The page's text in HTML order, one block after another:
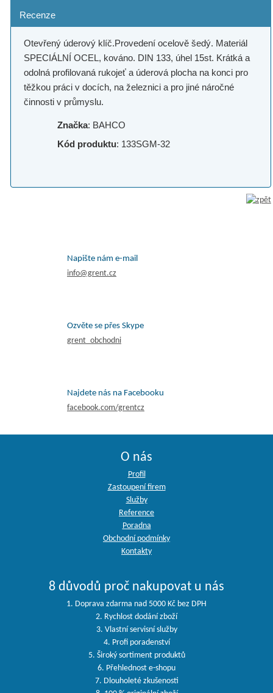
Recenze
Otevřený úderový klíč.Provedení ocelově šedý. Materiál
SPECIÁLNÍ OCEL, kováno. DIN 133, úhel 15st. Krátká a
odolná profilovaná rukojeť a úderová plocha na konci pro
těžkou práci v docích, na železnici a pro jiné náročné
činnosti v průmyslu.
Značka: BAHCO
Kód produktu: 133SGM-32
Napište nám e-mail
info@grent.cz
Ozvěte se přes Skype
grent_obchodni
Najdete nás na Facebooku
facebook.com/grentcz
O nás
Profil
Zastoupení firem
Služby
Reference
Poradna
Obchodní podmínky
Kontakty
8 důvodů proč nakupovat u nás
1. Doprava zdarma nad 5000 Kč bez DPH
2. Rychlost dodání zboží
3. Vlastní servisní služby
4. Profi poradenství
5. Široký sortiment produktů
6. Přehlednost e-shopu
7. Dlouholeté zkušenosti